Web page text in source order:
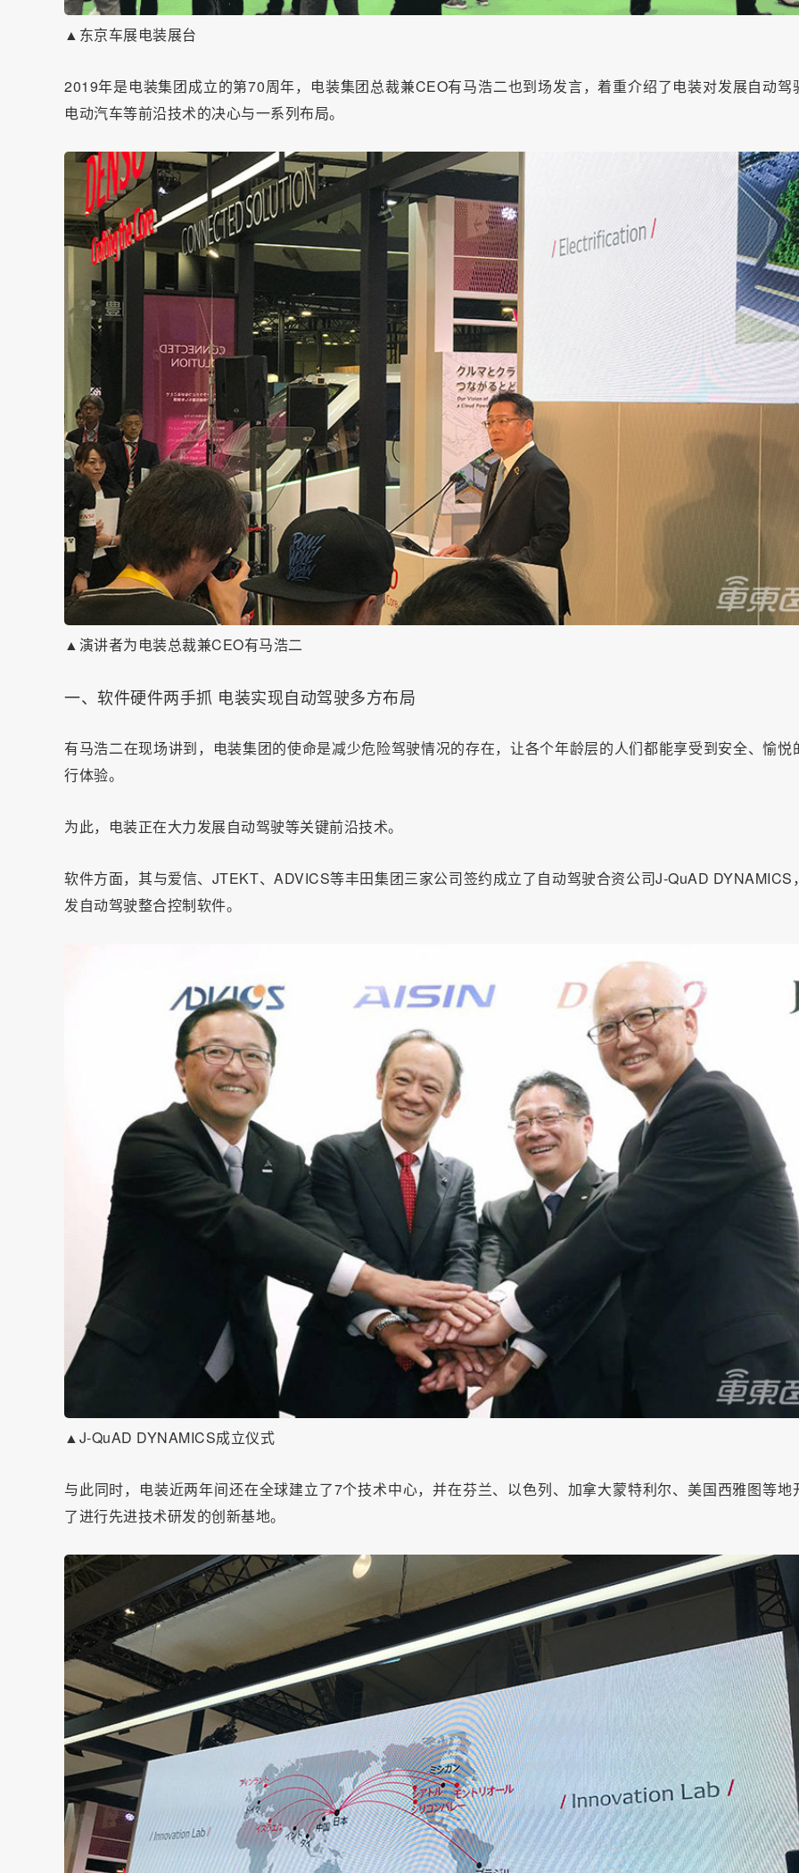
▲东京车展电装展台
2019年是电装集团成立的第70周年，电装集团总裁兼CEO有马浩二也到场发言，着重介绍了电装对发展自动驾
电动汽车等前沿技术的决心与一系列布局。
▲演讲者为电装总裁兼CEO有马浩二
一、软件硬件两手抓 电装实现自动驾驶多方布局
有马浩二在现场讲到，电装集团的使命是减少危险驾驶情况的存在，让各个年龄层的人们都能享受到安全、愉悦
行体验。
为此，电装正在大力发展自动驾驶等关键前沿技术。
软件方面，其与爱信、JTEKT、ADVICS等丰田集团三家公司签约成立了自动驾驶合资公司J-QuAD DYNAMICS
发自动驾驶整合控制软件。
▲J-QuAD DYNAMICS成立仪式
与此同时，电装近两年间还在全球建立了7个技术中心，并在芬兰、以色列、加拿大蒙特利尔、美国西雅图等地
了进行先进技术研发的创新基地。